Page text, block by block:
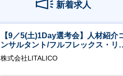
新着求人
【9／5(土)1Day選考会】人材紹介
ンサルタント/フルフレックス・リ
ート/育休最長6年取得可
株式会社LITALICO